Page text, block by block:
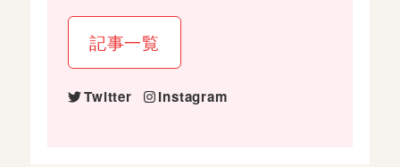
記事一覧
Twitter Instagram